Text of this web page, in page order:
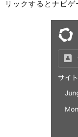
リックするとナビゲ